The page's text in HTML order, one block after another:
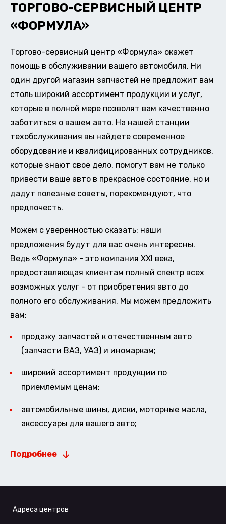
ТОРГОВО-СЕРВИСНЫЙ ЦЕНТР
«ФОРМУЛА»
Торгово-сервисный центр «Формула» окажет
помощь в обслуживании вашего автомобиля. Ни
один другой магазин запчастей не предложит вам
столь широкий ассортимент продукции и услуг,
которые в полной мере позволят вам качественно
заботиться о вашем авто. На нашей станции
техобслуживания вы найдете современное
оборудование и квалифицированных сотрудников,
которые знают свое дело, помогут вам не только
привести ваше авто в прекрасное состояние, но и
дадут полезные советы, порекомендуют, что
предпочесть.
Можем с уверенностью сказать: наши
предложения будут для вас очень интересны.
Ведь «Формула» - это компания XXI века,
предоставляющая клиентам полный спектр всех
возможных услуг - от приобретения авто до
полного его обслуживания. Мы можем предложить
вам:
продажу запчастей к отечественным авто
(запчасти ВАЗ, УАЗ) и иномаркам;
широкий ассортимент продукции по
приемлемым ценам;
автомобильные шины, диски, моторные масла,
аксессуары для вашего авто;
Подробнее
Адреса центров